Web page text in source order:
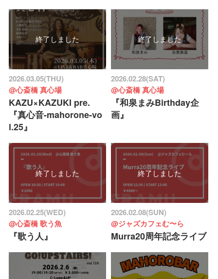
終了しました
2026.03.05(THU)
@心斎橋 真心場
KAZU×KAZUKI pre.
『真心音-mahorone-vo
l.25』
終了しました
2026.02.28(SAT)
@心斎橋 真心場
『和泉まみBirthday企
画』
終了しました
2026.02.25(WED)
@心斎橋 歌う魚
『歌う人』
終了しました
2026.02.08(SUN)
@ジャズカフェむ〜ら
Murra20周年記念ライブ